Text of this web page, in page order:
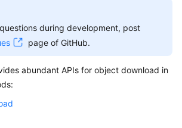
during development, post
page of GitHub.
abundant APIs for object download in